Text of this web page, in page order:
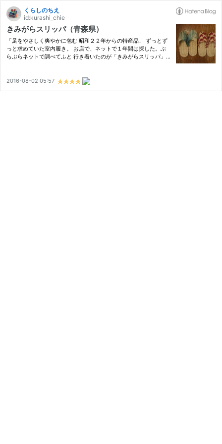
くらしのちえ
id:kurashi_chie
きみがらスリッパ（青森県）
「足をやさしく爽やかに包む 昭和２２年からの特産品」 ずっとず
っと求めていた室内履き。 お店で、ネットで１年間は探した。ぶ
らぶらネットで調べてふと 行き着いたのが「きみがらスリッパ」
2016-08-02 05:57